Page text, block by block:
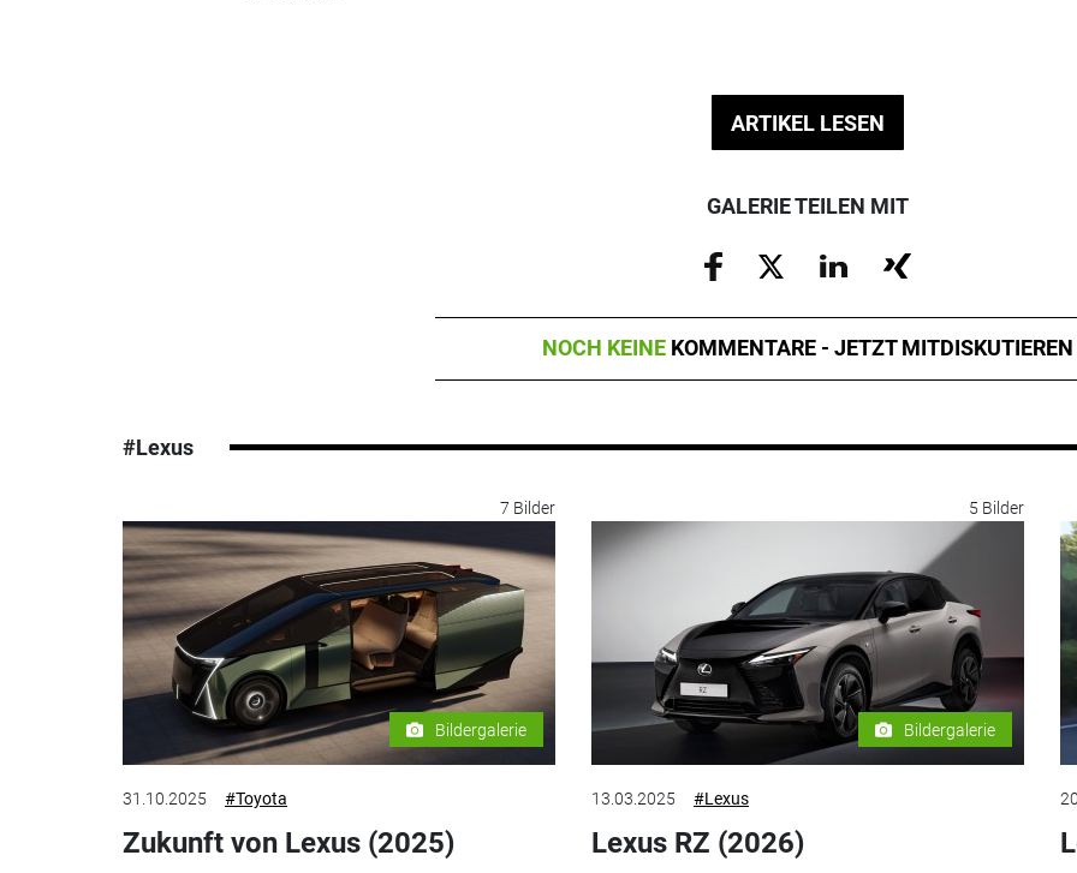
ARTIKEL LESEN
GALERIE TEILEN MIT
NOCH KEINE KOMMENTARE - JETZT MITDISKUTIEREN
#Lexus
7 Bilder
Bildergalerie
31.10.2025 #Toyota
Zukunft von Lexus (2025)
5 Bilder
Bildergalerie
13.03.2025 #Lexus
Lexus RZ (2026)